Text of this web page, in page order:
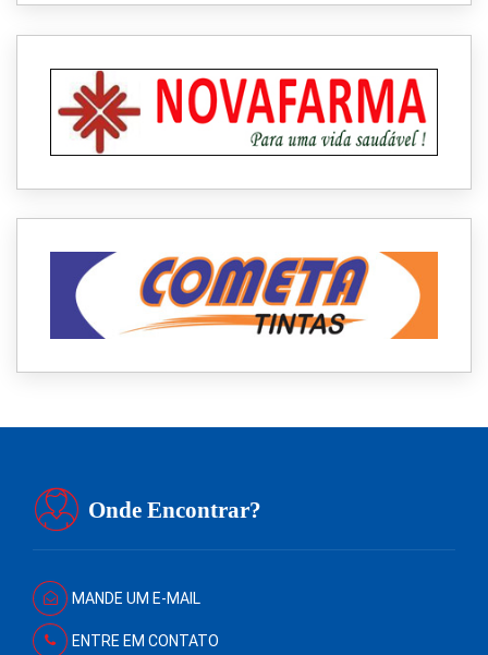
Onde Encontrar?
MANDE UM E-MAIL
ENTRE EM CONTATO